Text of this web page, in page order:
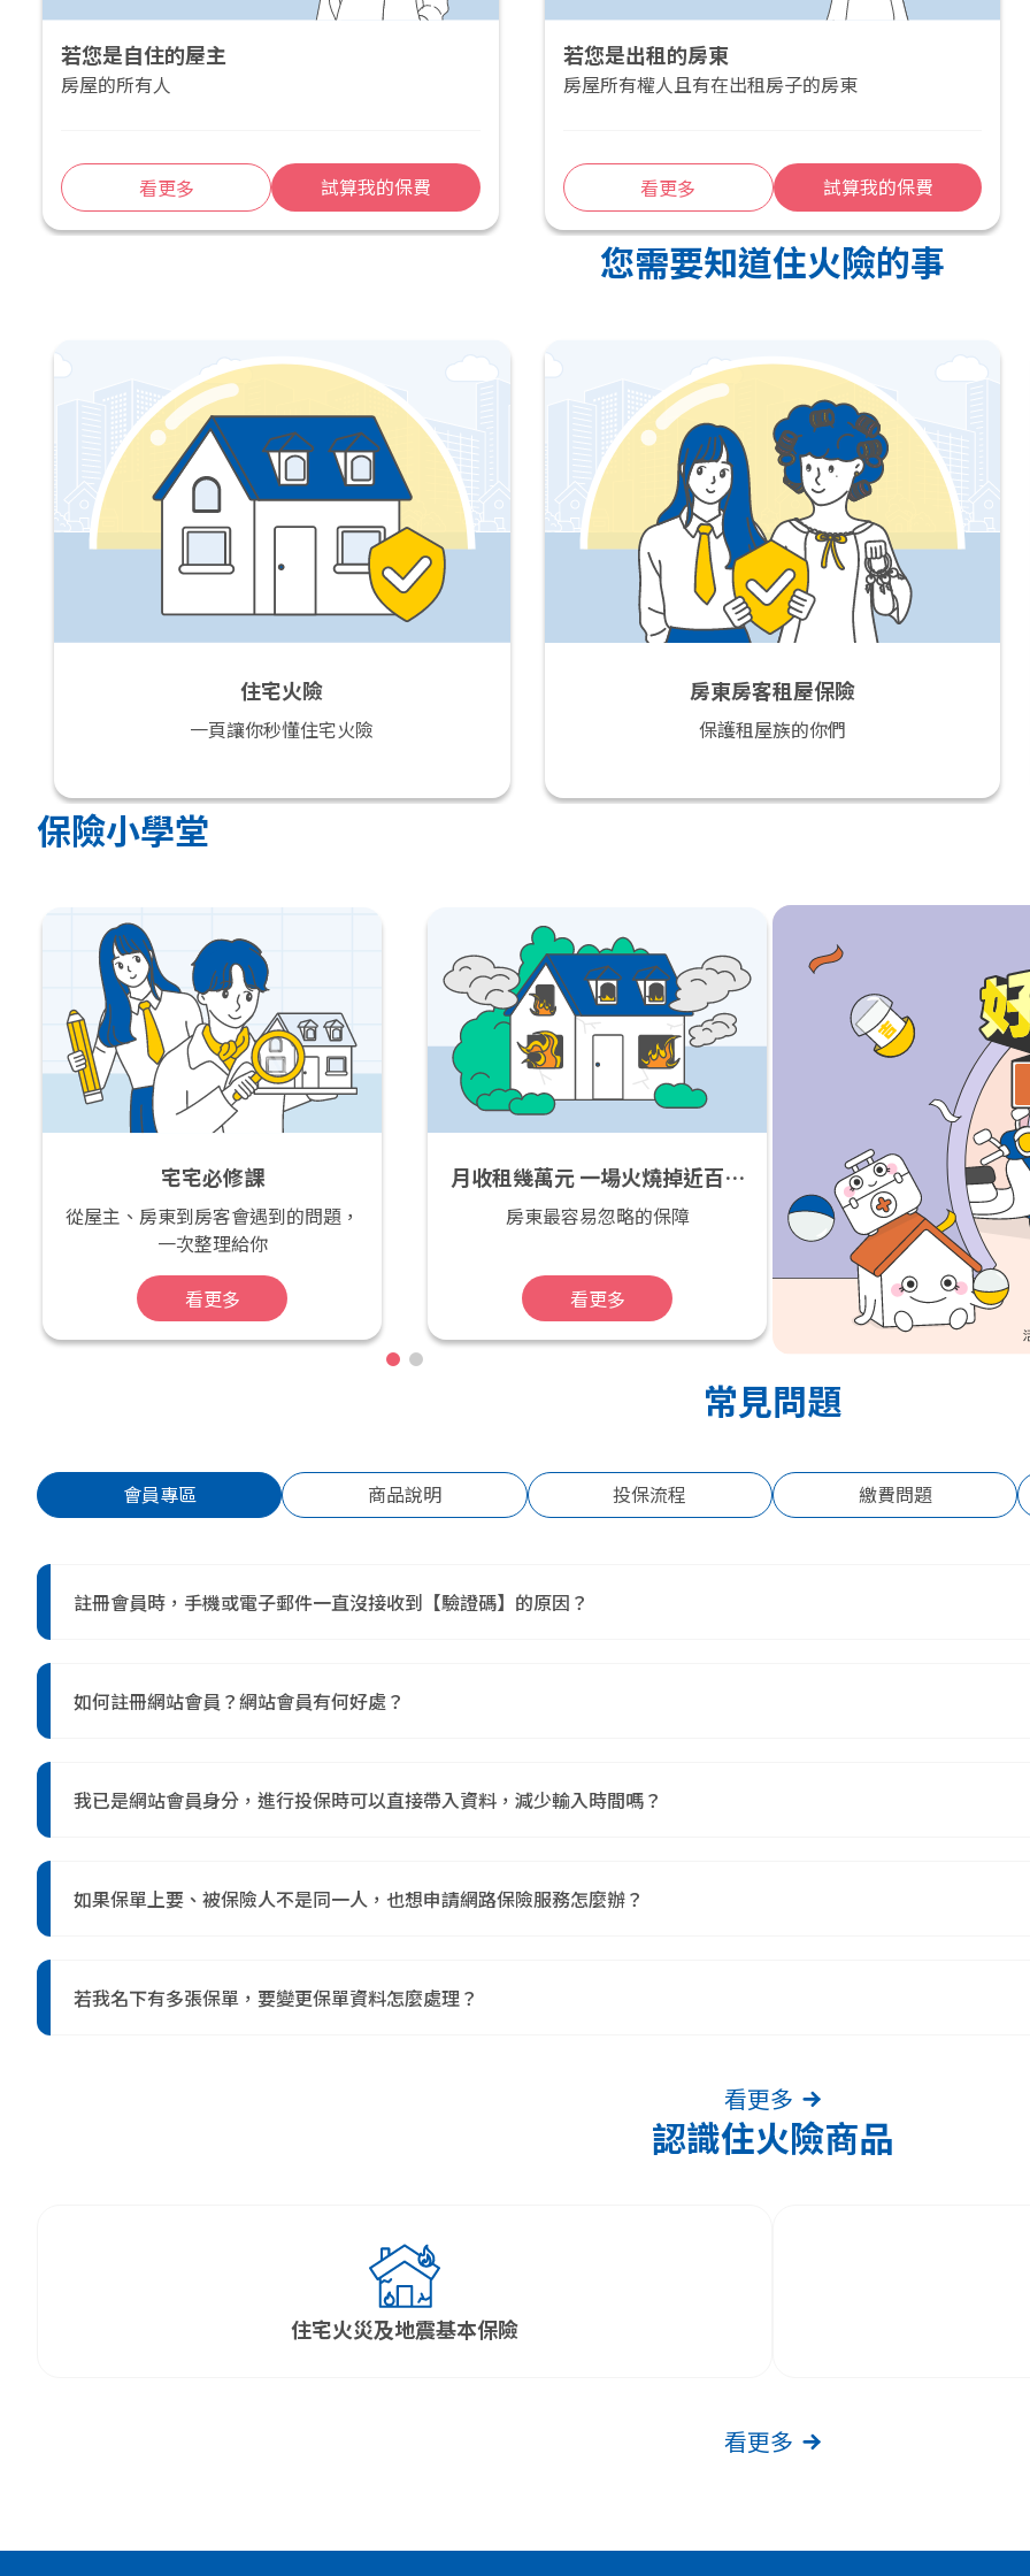
若您是自住的屋主
房屋的所有人
看更多 試算我的保費
若您是出租的房東
房屋所有權人且有在出租房子的房東
看更多 試算我的保費
您需要知道住火險的事
住宅火險
一頁讓你秒懂住宅火險
房東房客租屋保險
保護租屋族的你們
保險小學堂
宅宅必修課
從屋主、房東到房客會遇到的問題，
一次整理給你
看更多
月收租幾萬元 一場火燒掉近百萬
—房東最容易忽略的保障
房東最容易忽略的保障
看更多
租屋族風
5種情況可能損失上萬
備了。
看更多
常見問題
會員專區 商品說明 投保流程 繳費問題
註冊會員時，手機或電子郵件一直沒接收到【驗證碼】的原因？
(2) 是否有拒收企業簡訊的設定(建議可洽詢您的電信業者更改設定)。
(5) 若您的手機已變更，請聯繫客服，修改您的個人資料。網路服務專線：0800-366-168 (服務時間：週一至週五上午
2. 電子郵件未收到【驗證碼】可能原因如下：
(3) 若您的電子郵件信箱（E-mail）已變更，請聯繫客服，修改您的個人資料。網路服務專線：0800-366-168 (服務時
如何註冊網站會員？網站會員有何好處？
快速投保：線上投保時可自動帶入會員既有資料，讓填寫更快速便利。
我已是網站會員身分，進行投保時可以直接帶入資料，減少輸入時間嗎？
如果保單上要、被保險人不是同一人，也想申請網路保險服務怎麼辦？
若我名下有多張保單，要變更保單資料怎麼處理？
看更多
認識住火險商品
住宅火災及地震基本保險
看更多